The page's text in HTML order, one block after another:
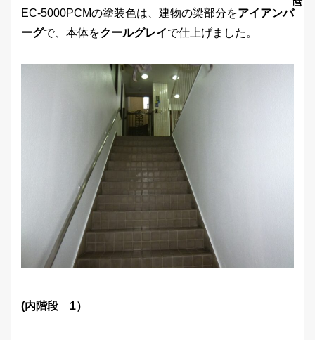
EC-5000PCMの塗装色は、建物の梁部分をアイアンバ
ーグで、本体をクールグレイで仕上げました。
(内階段 1）